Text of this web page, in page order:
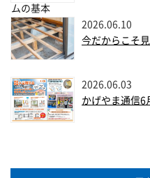
2026.06.10
今だからこそ
2026.06.03
かげやま通信6